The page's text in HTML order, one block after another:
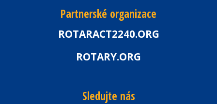
Partnerské organizace
ROTARACT2240.ORG
ROTARY.ORG
Sledujte nás